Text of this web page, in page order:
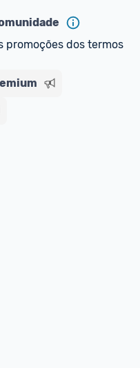
contar ajuda da
ou acionar os
em um
promoções dos termos